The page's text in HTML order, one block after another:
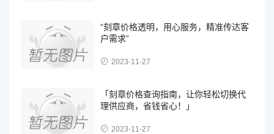
“刻章价格透明，用心服务，精准传达客
户需求”
2023-11-27
「刻章价格查询指南，让你轻松切换代
理供应商，省钱省心！」
2023-11-27